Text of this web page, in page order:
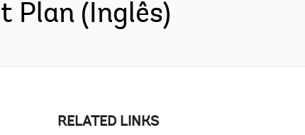
Plan (Inglês)
RELATED LINKS